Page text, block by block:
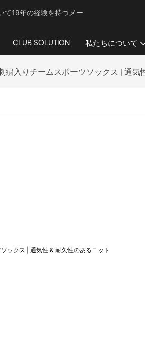
て19年の経験を持つメー
CLUB SOLUTION 私たちについて
入りチームスポーツソックス | 通気